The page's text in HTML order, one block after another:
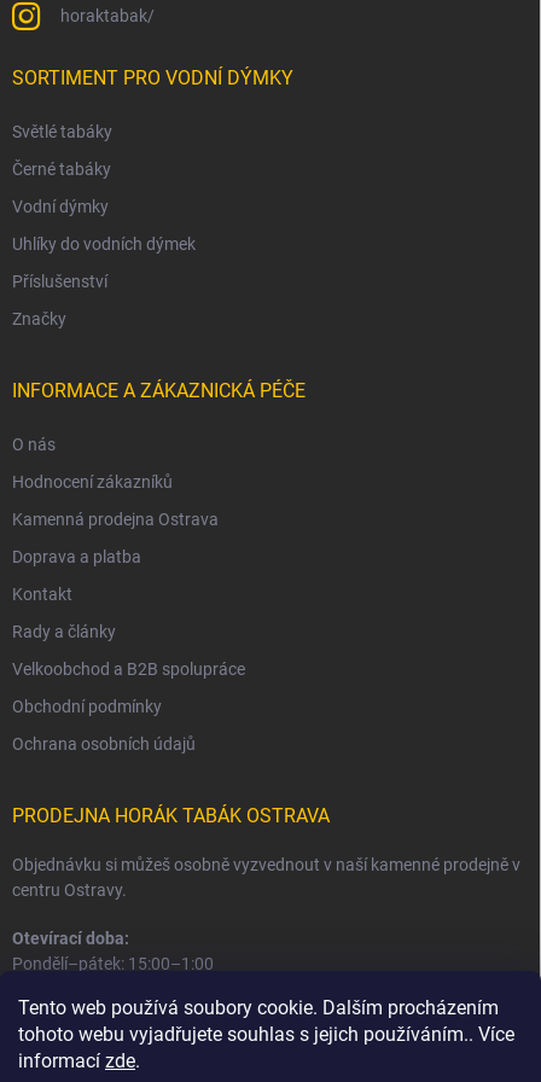
Tento web používá soubory cookie. Dalším procházením
tohoto webu vyjadřujete souhlas s jejich používáním.. Více
informací zde.
horaktabak/
SORTIMENT PRO VODNÍ DÝMKY
Světlé tabáky
Černé tabáky
Vodní dýmky
Uhlíky do vodních dýmek
Příslušenství
Značky
INFORMACE A ZÁKAZNICKÁ PÉČE
O nás
Hodnocení zákazníků
Kamenná prodejna Ostrava
Doprava a platba
Kontakt
Rady a články
Velkoobchod a B2B spolupráce
Obchodní podmínky
Ochrana osobních údajů
PRODEJNA HORÁK TABÁK OSTRAVA
Objednávku si můžeš osobně vyzvednout v naší kamenné prodejně v
centru Ostravy.
Otevírací doba:
Pondělí–pátek: 15:00–1:00
Informace o prodejně a osobním odběru